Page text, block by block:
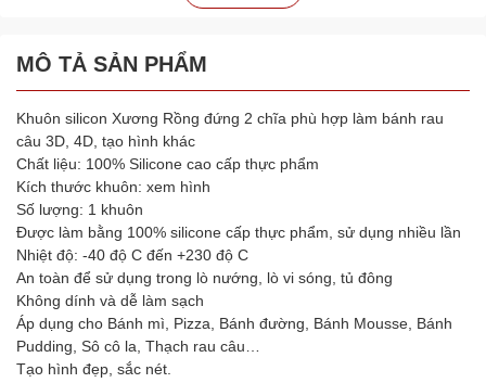
MÔ TẢ SẢN PHẨM
Khuôn silicon Xương Rồng đứng 2 chĩa phù hợp làm bánh rau
câu 3D, 4D, tạo hình khác
Chất liệu: 100% Silicone cao cấp thực phẩm
Kích thước khuôn: xem hình
Số lượng: 1 khuôn
Được làm bằng 100% silicone cấp thực phẩm, sử dụng nhiều lần
Nhiệt độ: -40 độ C đến +230 độ C
An toàn để sử dụng trong lò nướng, lò vi sóng, tủ đông
Không dính và dễ làm sạch
Áp dụng cho Bánh mì, Pizza, Bánh đường, Bánh Mousse, Bánh
Pudding, Sô cô la, Thạch rau câu…
Tạo hình đẹp, sắc nét.